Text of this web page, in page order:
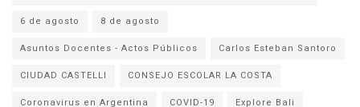
6 de agosto
8 de agosto
Asuntos Docentes - Actos Públicos
Carlos Esteban Santoro
CIUDAD CASTELLI
CONSEJO ESCOLAR LA COSTA
Coronavirus en Argentina
COVID-19
Explore Bali